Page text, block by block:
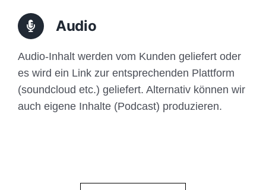
Audio
Audio-Inhalt werden vom Kunden geliefert oder
es wird ein Link zur entsprechenden Plattform
(soundcloud etc.) geliefert. Alternativ können wir
auch eigene Inhalte (Podcast) produzieren.